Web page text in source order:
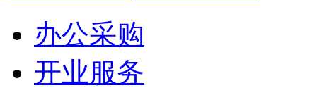
办公采购
开业服务